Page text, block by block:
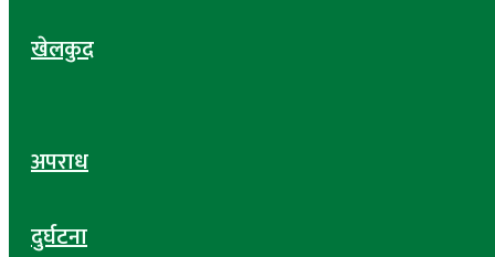
खेलकुद
अपराध
दुर्घटना